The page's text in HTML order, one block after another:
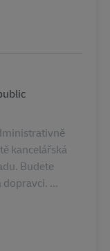
kancelářská
Budete
...